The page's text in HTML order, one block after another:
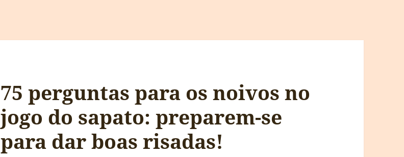
75 perguntas para os noivos no
jogo do sapato: preparem-se
para dar boas risadas!